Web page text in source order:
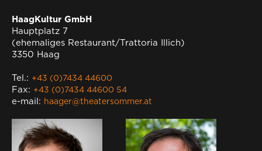
HaagKultur GmbH
Hauptplatz 7
(ehemaliges Restaurant/Trattoria Illich)
3350 Haag
Tel.: +43 (0)7434 44600
Fax: +43 (0)7434 44600 54
e-mail: haager@theatersommer.at